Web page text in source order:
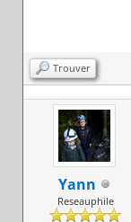
Trouver
Yann
Reseauphile